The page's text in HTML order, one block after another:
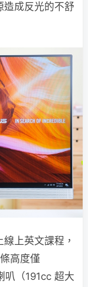
造成反光的不舒
上英文課程，
高度僅
叭（191cc 超大